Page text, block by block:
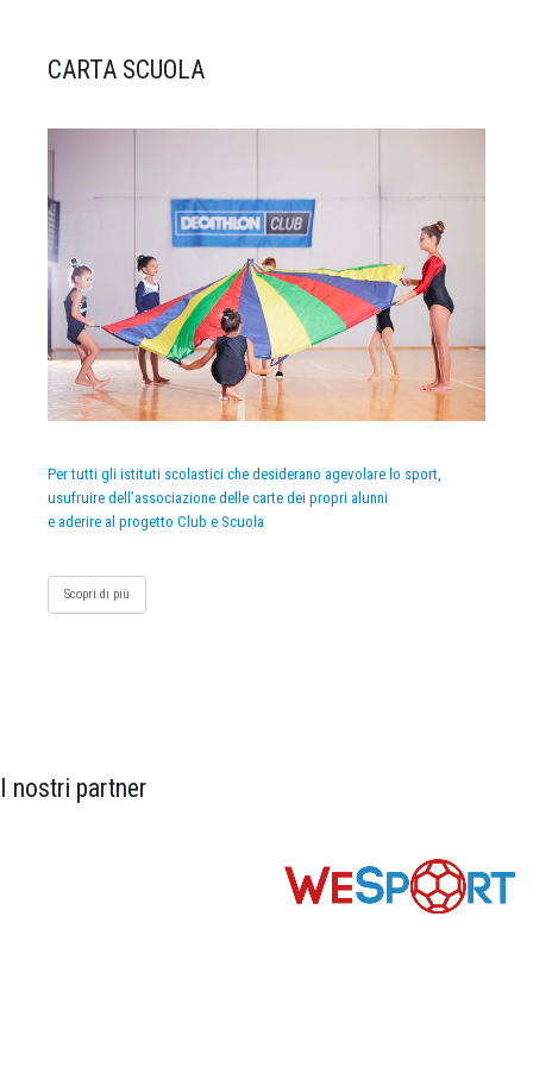
CARTA SCUOLA
Per tutti gli istituti scolastici che desiderano agevolare lo sport,
usufruire dell’associazione delle carte dei propri alunni
e aderire al progetto Club e Scuola
Scopri di più
I nostri partner